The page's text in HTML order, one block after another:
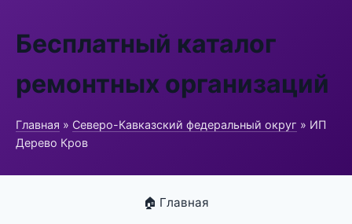
Бесплатный каталог
ремонтных организаций
Главная » Северо-Кавказский федеральный округ » ИП
Дерево Кров
🏠 Главная